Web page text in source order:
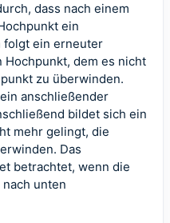
dass nach einem
ein
folgt ein erneuter
Hochpunkt, dem es nicht
zu überwinden.
anschließender
bildet sich ein
mehr gelingt, die
Das
betrachtet, wenn die
unten